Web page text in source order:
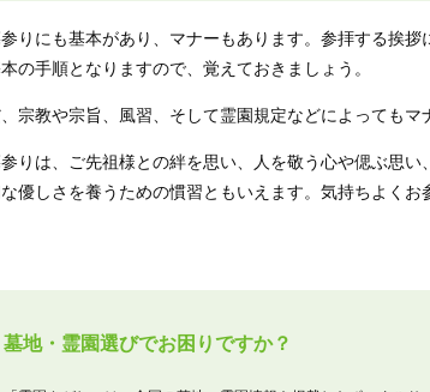
りにも基本があり、マナーもあります。参拝する挨
の手順となりますので、覚えておきましょう。
宗教や宗旨、風習、そして霊園規定などによってもマ
りは、ご先祖様との絆を思い、人を敬う心や偲ぶ思
優しさを養うための慣習ともいえます。気持ちよくお
墓地・霊園選びでお困りですか？